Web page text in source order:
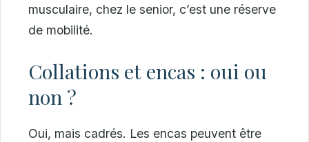
musculaire, chez le senior, c’est une réserve
de mobilité.
Collations et encas : oui ou
non ?
Oui, mais cadrés. Les encas peuvent être